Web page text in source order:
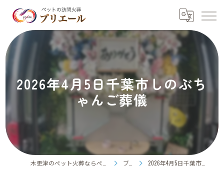
2026年4月5日千葉市しのぶち
ゃんご葬儀
ブログ 2026年4月5日千葉市しのぶちゃんご葬儀